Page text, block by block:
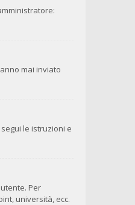
mai inviato
segui le istruzioni e
Per
università, ecc.